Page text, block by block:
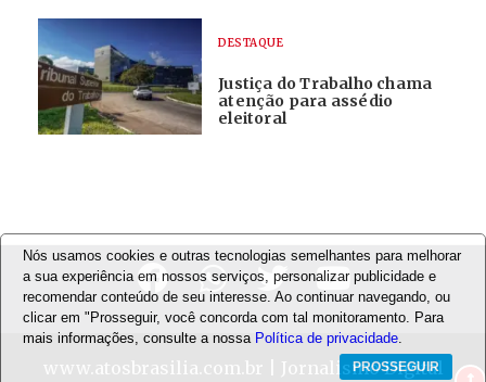
DESTAQUE
Justiça do Trabalho chama
atenção para assédio
eleitoral
www.atosbrasilia.com.br | Jornalismo Digital
Nós usamos cookies e outras tecnologias semelhantes para melhorar
a sua experiência em nossos serviços, personalizar publicidade e
recomendar conteúdo de seu interesse. Ao continuar navegando, ou
clicar em "Prosseguir, você concorda com tal monitoramento. Para
mais informações, consulte a nossa Política de privacidade.
PROSSEGUIR